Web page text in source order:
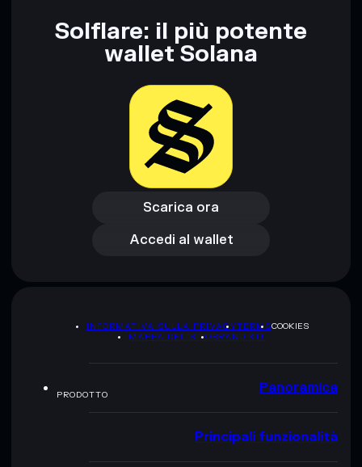
Disclaimer: Queste informazioni hanno esclusivamente scopi
Informati sempre autonomamente. Dati forniti da
Solflare: il più potente
wallet Solana
Scarica ora
Scarica ora
Accedi al wallet
Accedi al wallet
INFORMATIVA SULLA PRIVACYTERMSCOOKIES
MAPPA DEL SITOBRAND KIT
PRODOTTO Panoramica
Principali funzionalità